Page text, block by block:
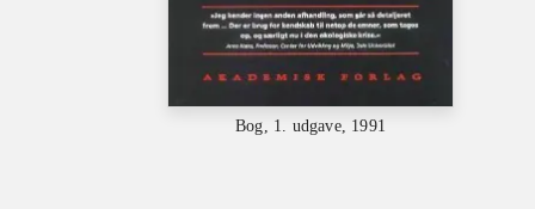
Bog, 1. udgave, 1991